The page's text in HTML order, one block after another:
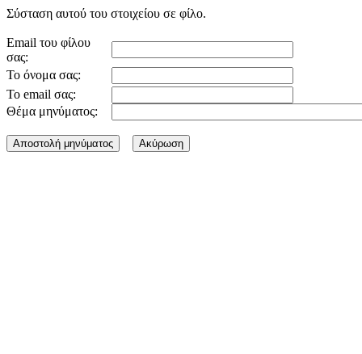
Σύσταση αυτού του στοιχείου σε φίλο.
Email του φίλου
σας:
Το όνομα σας:
Το email σας:
Θέμα μηνύματος: